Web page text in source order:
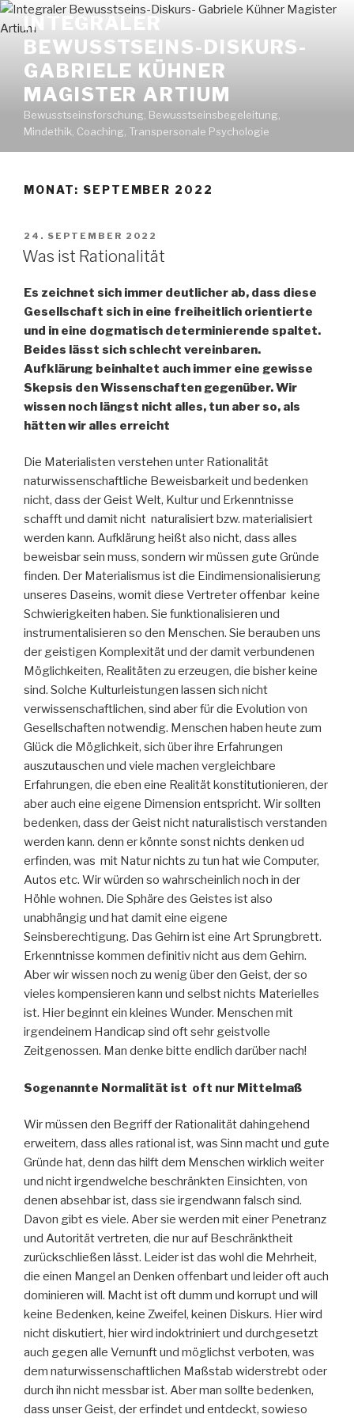
Zum
Inhalt
springen
INTEGRALER
BEWUSSTSEINS-DISKURS-
GABRIELE KÜHNER
MAGISTER ARTIUM
Bewusstseinsforschung, Bewusstseinsbegeleitung,
Mindethik, Coaching, Transpersonale Psychologie
MONAT: SEPTEMBER 2022
VERÖFFENTLICHT
AM
24. SEPTEMBER 2022
Was ist Rationalität
Es zeichnet sich immer deutlicher ab, dass diese
Gesellschaft sich in eine freiheitlich orientierte
und in eine dogmatisch determinierende spaltet.
Beides lässt sich schlecht vereinbaren.
Aufklärung beinhaltet auch immer eine gewisse
Skepsis den Wissenschaften gegenüber. Wir
wissen noch längst nicht alles, tun aber so, als
hätten wir alles erreicht
Die Materialisten verstehen unter Rationalität
naturwissenschaftliche Beweisbarkeit und bedenken
nicht, dass der Geist Welt, Kultur und Erkenntnisse
schafft und damit nicht naturalisiert bzw. materialisiert
werden kann. Aufklärung heißt also nicht, dass alles
beweisbar sein muss, sondern wir müssen gute Gründe
finden. Der Materialismus ist die Eindimensionalisierung
unseres Daseins, womit diese Vertreter offenbar keine
Schwierigkeiten haben. Sie funktionalisieren und
instrumentalisieren so den Menschen. Sie berauben uns
der geistigen Komplexität und der damit verbundenen
Möglichkeiten, Realitäten zu erzeugen, die bisher keine
sind. Solche Kulturleistungen lassen sich nicht
verwissenschaftlichen, sind aber für die Evolution von
Gesellschaften notwendig. Menschen haben heute zum
Glück die Möglichkeit, sich über ihre Erfahrungen
auszutauschen und viele machen vergleichbare
Erfahrungen, die eben eine Realität konstitutionieren, der
aber auch eine eigene Dimension entspricht. Wir sollten
bedenken, dass der Geist nicht naturalistisch verstanden
werden kann. denn er könnte sonst nichts denken ud
erfinden, was mit Natur nichts zu tun hat wie Computer,
Autos etc. Wir würden so wahrscheinlich noch in der
Höhle wohnen. Die Sphäre des Geistes ist also
unabhängig und hat damit eine eigene
Seinsberechtigung. Das Gehirn ist eine Art Sprungbrett.
Erkenntnisse kommen definitiv nicht aus dem Gehirn.
Aber wir wissen noch zu wenig über den Geist, der so
vieles kompensieren kann und selbst nichts Materielles
ist. Hier beginnt ein kleines Wunder. Menschen mit
irgendeinem Handicap sind oft sehr geistvolle
Zeitgenossen. Man denke bitte endlich darüber nach!
Sogenannte Normalität ist oft nur Mittelmaß
Wir müssen den Begriff der Rationalität dahingehend
erweitern, dass alles rational ist, was Sinn macht und gute
Gründe hat, denn das hilft dem Menschen wirklich weiter
und nicht irgendwelche beschränkten Einsichten, von
denen absehbar ist, dass sie irgendwann falsch sind.
Davon gibt es viele. Aber sie werden mit einer Penetranz
und Autorität vertreten, die nur auf Beschränktheit
zurückschließen lässt. Leider ist das wohl die Mehrheit,
die einen Mangel an Denken offenbart und leider oft auch
dominieren will. Macht ist oft dumm und korrupt und will
keine Bedenken, keine Zweifel, keinen Diskurs. Hier wird
nicht diskutiert, hier wird indoktriniert und durchgesetzt
auch gegen alle Vernunft und möglichst verboten, was
dem naturwissenschaftlichen Maßstab widerstrebt oder
durch ihn nicht messbar ist. Aber man sollte bedenken,
dass unser Geist, der erfindet und entdeckt, sowieso